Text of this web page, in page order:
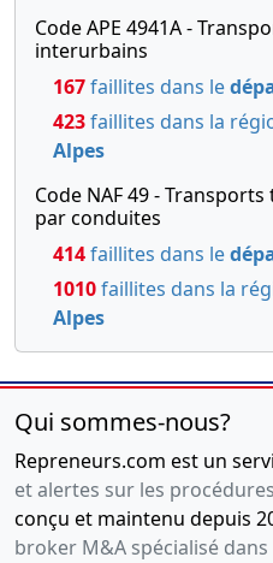
Code APE 4941A -
interurbains
167faillites dans le
423faillites dans la
Alpes
Code NAF 49 -
par conduites
414faillites dans le
1010faillites dans la
Alpes
Qui sommes-nous?
Repreneurs.com est un
et alertes sur les
conçu et maintenu depuis
broker M&A spécialisé